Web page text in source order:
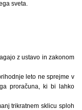
sveta.
z ustavo in zakonom
leto ne sprejme v
proračuna, ki bi lahko
trikratnem sklicu sploh